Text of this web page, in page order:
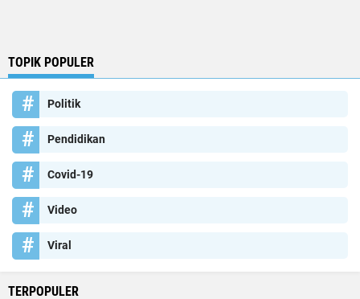
TOPIK POPULER
Politik
Pendidikan
Covid-19
Video
Viral
TERPOPULER